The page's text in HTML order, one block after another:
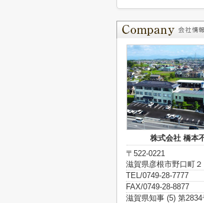
株式会社 橋本
〒522-0221
滋賀県彦根市野口町２
TEL/0749-28-7777
FAX/0749-28-8877
滋賀県知事 (5) 第2834